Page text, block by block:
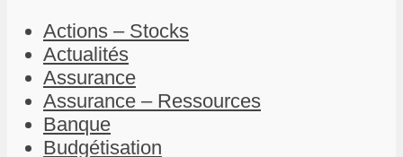
Actions – Stocks
Actualités
Assurance
Assurance – Ressources
Banque
Budgétisation